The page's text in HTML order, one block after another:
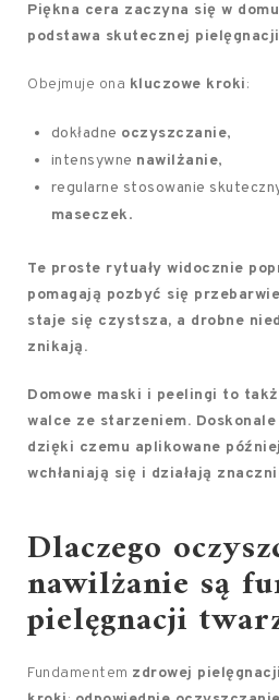
Piękna cera zaczyna się w
podstawa skutecznej
Obejmuje ona kluczowe kroki:
dokładne oczyszczanie,
intensywne nawilżanie,
regularne stosowanie
maseczek.
Te proste rytuały widocznie
pomagają pozbyć się
staje się czystsza, a drobne
znikają.
Domowe maski i peelingi to
walce ze starzeniem.
dzięki czemu aplikowane
wchłaniają się i działają
Dlaczego
nawilżanie są
pielęgnacji
Fundamentem zdrowej